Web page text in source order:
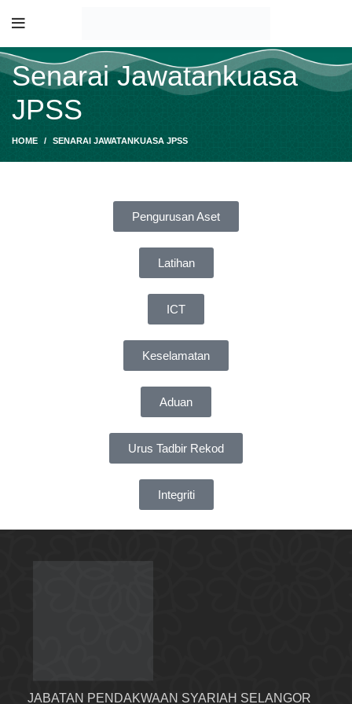
Senarai Jawatankuasa
JPSS
HOME SENARAI JAWATANKUASA JPSS
Pengurusan Aset
Latihan
ICT
Keselamatan
Aduan
Urus Tadbir Rekod
Integriti
JABATAN PENDAKWAAN SYARIAH SELANGOR